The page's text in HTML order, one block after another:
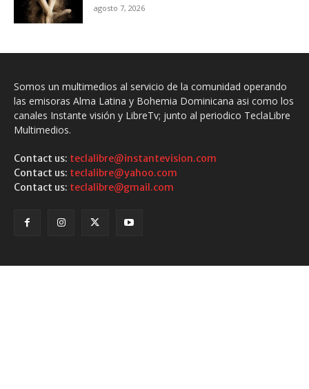
agosto 7, 2026
Somos un multimedios al servicio de la comunidad operando
las emisoras Alma Latina y Bohemia Dominicana asi como los
canales Instante visión y LibreTv; junto al periodico TeclaLibre
Multimedios.
Contact us: teclalibre@instantevision.com
Contact us: teclalibre@yahoo.com
Contact us: teclalibre@gmail.com